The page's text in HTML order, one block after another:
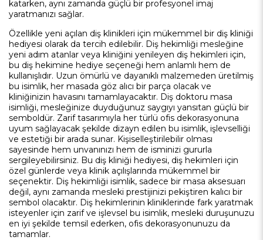
katarken, aynı zamanda güçlü bir profesyonel imaj
yaratmanızı sağlar.
Özellikle yeni açılan diş klinikleri için mükemmel bir diş kliniği
hediyesi olarak da tercih edilebilir. Diş hekimliği mesleğine
yeni adım atanlar veya kliniğini yenileyen diş hekimleri için,
bu diş hekimine hediye seçeneği hem anlamlı hem de
kullanışlıdır. Uzun ömürlü ve dayanıklı malzemeden üretilmiş
bu isimlik, her masada göz alıcı bir parça olacak ve
kliniğinizin havasını tamamlayacaktır. Diş doktoru masa
isimliği, mesleğinize duyduğunuz saygıyı yansıtan güçlü bir
semboldür. Zarif tasarımıyla her türlü ofis dekorasyonuna
uyum sağlayacak şekilde dizayn edilen bu isimlik, işlevselliği
ve estetiği bir arada sunar. Kişiselleştirilebilir olması
sayesinde hem unvanınızı hem de isminizi gururla
sergileyebilirsiniz. Bu diş kliniği hediyesi, diş hekimleri için
özel günlerde veya klinik açılışlarında mükemmel bir
seçenektir. Diş hekimliği isimlik, sadece bir masa aksesuarı
değil, aynı zamanda mesleki prestijinizi pekiştiren kalıcı bir
sembol olacaktır. Diş hekimlerinin kliniklerinde fark yaratmak
isteyenler için zarif ve işlevsel bu isimlik, mesleki duruşunuzu
en iyi şekilde temsil ederken, ofis dekorasyonunuzu da
tamamlar.